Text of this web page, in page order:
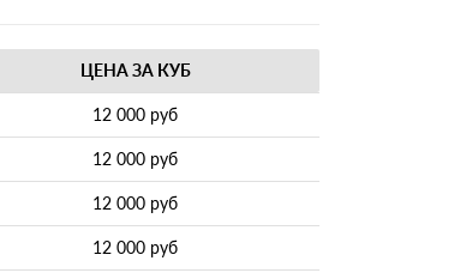
ЦЕНА ЗА КУБ
12 000 руб
12 000 руб
12 000 руб
12 000 руб